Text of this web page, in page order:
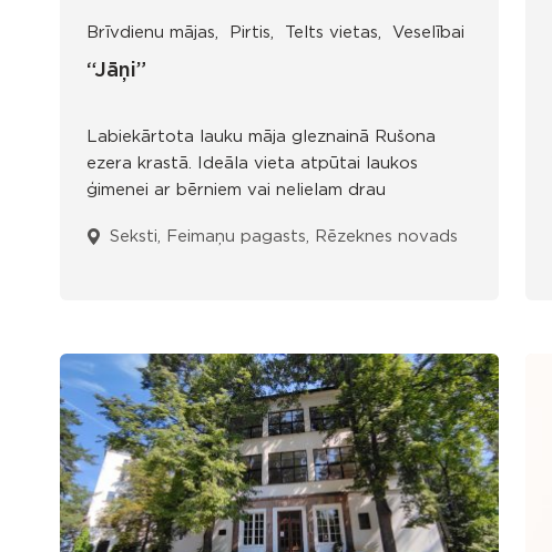
Brīvdienu mājas Pirtis Telts vietas Veselībai
“Jāņi”
Labiekārtota lauku māja gleznainā Rušona
ezera krastā. Ideāla vieta atpūtai laukos
ģimenei ar bērniem vai nelielam drau
Seksti, Feimaņu pagasts, Rēzeknes novads